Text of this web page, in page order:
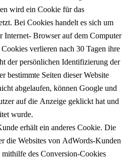
wird ein Cookie für das
Bei Cookies handelt es sich um
Internet- Browser auf dem Computer
verlieren nach 30 Tagen ihre
der persönlichen Identifizierung der
bestimmte Seiten dieser Website
abgelaufen, können Google und
auf die Anzeige geklickt hat und
wurde.
erhält ein anderes Cookie. Die
die Websites von AdWords-Kunden
des Conversion-Cookies